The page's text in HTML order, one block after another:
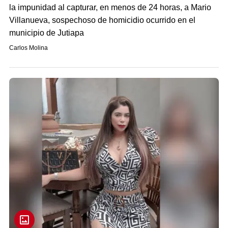
la impunidad al capturar, en menos de 24 horas, a Mario
Villanueva, sospechoso de homicidio ocurrido en el
municipio de Jutiapa
Carlos Molina